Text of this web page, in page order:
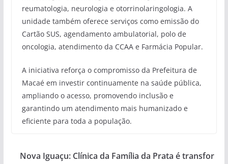
reumatologia, neurologia e otorrinolaringologia. A
unidade também oferece serviços como emissão do
Cartão SUS, agendamento ambulatorial, polo de
oncologia, atendimento da CCAA e Farmácia Popular.
A iniciativa reforça o compromisso da Prefeitura de
Macaé em investir continuamente na saúde pública,
ampliando o acesso, promovendo inclusão e
garantindo um atendimento mais humanizado e
eficiente para toda a população.
Nova Iguaçu: Clínica da Família da Prata é transfor